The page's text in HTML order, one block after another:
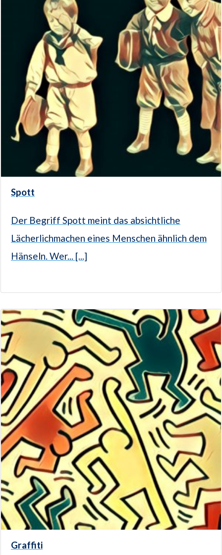
Spott
Der Begriff Spott meint das absichtliche
Lächerlichmachen eines Menschen ähnlich dem
Hänseln. Wer... [...]
Graffiti